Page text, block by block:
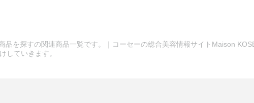
品を探すの関連商品一覧です。｜コーセーの総合美容情報サイトMaison
していきます。